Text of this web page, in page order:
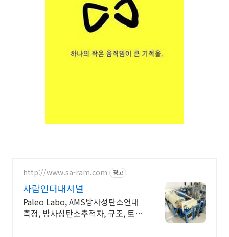
http://www.sa-ram.com 광고
사람인터내셔널
Paleo Labo, AMS방사성탄소연대
측정, 방사성탄소추적자, 규조, 토기